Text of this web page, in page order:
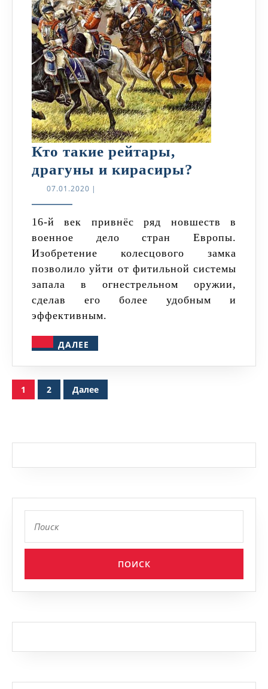
Кто такие рейтары,
драгуны и кирасиры?
драгуны
и
07.01.2020 07.01.2020
|
16-й век привнёс ряд новшеств в
военное дело стран Европы.
Изобретение колесцового замка
позволило уйти от фитильной системы
запала в огнестрельном оружии,
сделав его более удобным и
эффективным.
ДАЛЕЕ
Пагинация
записей
1 2 Далее